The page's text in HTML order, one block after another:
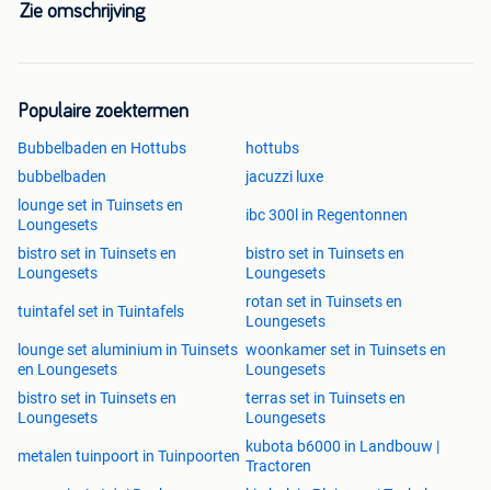
Openingstijden
Zaterdag: 10:00 uur – 15:00 uur
Andere dagen: op afspraak
Bezorging
Bezorging mogelijk – neem hiervoor contact met ons op.
Contact
Tel: 0031 655168809 / 0031 627518557
Zie omschrijving
Populaire zoektermen
Bubbelbaden en Hottubs
hottubs
bubbelbaden
jacuzzi luxe
lounge set in Tuinsets en
Loungesets
ibc 300l in Regentonnen
bistro set in Tuinsets en
Loungesets
bistro set in Tuinsets en
Loungesets
tuintafel set in Tuintafels
rotan set in Tuinsets en
Loungesets
lounge set aluminium in Tuinsets
en Loungesets
woonkamer set in Tuinsets en
Loungesets
bistro set in Tuinsets en
Loungesets
terras set in Tuinsets en
Loungesets
metalen tuinpoort in Tuinpoorten
kubota b6000 in Landbouw |
Tractoren